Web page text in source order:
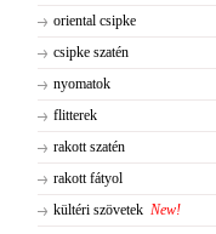
oriental csipke
csipke szatén
nyomatok
flitterek
rakott szatén
rakott fátyol
kültéri szövetek New!